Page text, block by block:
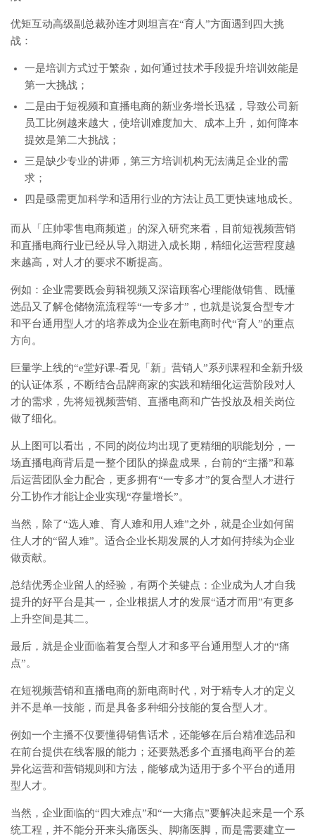
优矩互动高级副总裁孙连才则坦言在“育人”方面遇到四大挑
战：
一是培训方式过于繁杂，如何通过技术手段提升培训效能是
第一大挑战；
二是由于短视频和直播电商的新业务增长迅猛，导致公司新
员工比例越来越大，使培训难度加大、成本上升，如何降本
提效是第二大挑战；
三是缺少专业的讲师，第三方培训机构无法满足企业的需
求；
四是亟需更加科学和适用行业的方法让员工更快速地成长。
而从「庄帅零售电商频道」的深入研究来看，目前短视频营销
和直播电商行业已经从导入期进入成长期，精细化运营程度越
来越高，对人才的要求不断提高。
例如：企业需要既会剪辑视频又深谙顾客心理能做销售、既懂
选品又了解仓储物流流程等“一专多才”，也就是说复合型专才
和平台通用型人才的培养成为企业在新电商时代“育人”的重点
方向。
巨量学上线的“e堂好课-看见「新」营销人”系列课程和全新升级
的认证体系，不断结合品牌商家的实践和精细化运营阶段对人
才的需求，先将短视频营销、直播电商和广告投放及相关岗位
做了细化。
从上图可以看出，不同的岗位均出现了更精细的职能划分，一
场直播电商背后是一整个团队的操盘成果，台前的“主播”和幕
后运营团队全力配合，更多拥有“一专多才”的复合型人才进行
分工协作才能让企业实现“存量增长”。
当然，除了“选人难、育人难和用人难”之外，就是企业如何留
住人才的“留人难”。适合企业长期发展的人才如何持续为企业
做贡献。
总结优秀企业留人的经验，有两个关键点：企业成为人才自我
提升的好平台是其一，企业根据人才的发展“适才而用”有更多
上升空间是其二。
最后，就是企业面临着复合型人才和多平台通用型人才的“痛
点”。
在短视频营销和直播电商的新电商时代，对于精专人才的定义
并不是单一技能，而是具备多种细分技能的复合型人才。
例如一个主播不仅要懂得销售话术，还能够在后台精准选品和
在前台提供在线客服的能力；还要熟悉多个直播电商平台的差
异化运营和营销规则和方法，能够成为适用于多个平台的通用
型人才。
当然，企业面临的“四大难点”和“一大痛点”要解决起来是一个系
统工程，并不能分开来头痛医头、脚痛医脚，而是需要建立一